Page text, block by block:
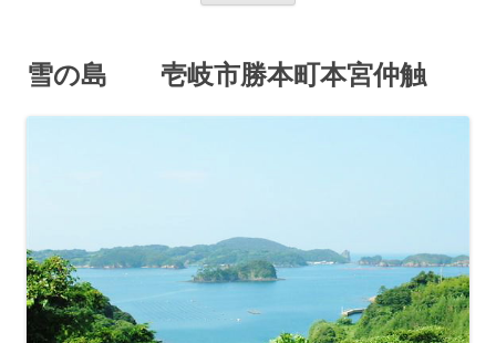
ス
キ
プ
雪の島 壱岐市勝本町本宮仲触